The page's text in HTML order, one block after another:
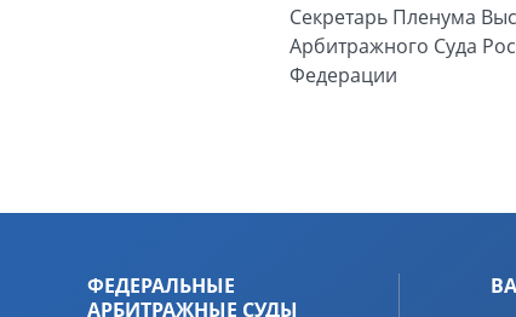
Секретарь Пленума
Арбитражного Суда
Федерации
ФЕДЕРАЛЬНЫЕ
АРБИТРАЖНЫЕ СУДЫ